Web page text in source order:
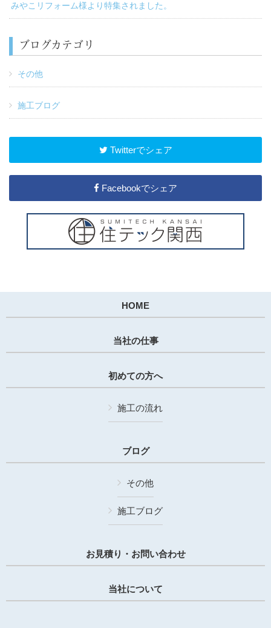
みやこリフォーム様より特集されました。
ブログカテゴリ
その他
施工ブログ
Twitterでシェア
Facebookでシェア
HOME
当社の仕事
初めての方へ
施工の流れ
ブログ
その他
施工ブログ
お見積り・お問い合わせ
当社について